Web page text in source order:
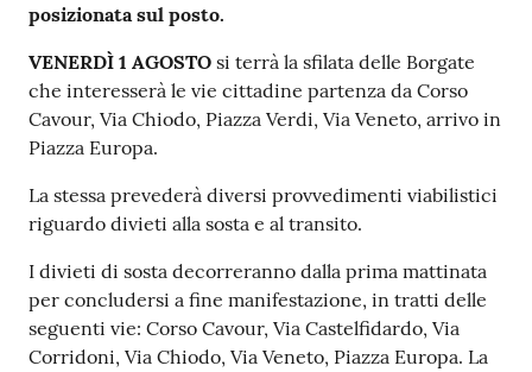
N
R
Tutti
argomenti...
Seguici
su
posizionata sul posto.
VENERDÌ 1 AGOSTO si terrà la sfilata delle Borgate
che interesserà le vie cittadine partenza da Corso
Cavour, Via Chiodo, Piazza Verdi, Via Veneto, arrivo in
Piazza Europa.
La stessa prevederà diversi provvedimenti viabilistici
riguardo divieti alla sosta e al transito.
I divieti di sosta decorreranno dalla prima mattinata
per concludersi a fine manifestazione, in tratti delle
seguenti vie: Corso Cavour, Via Castelfidardo, Via
Corridoni, Via Chiodo, Via Veneto, Piazza Europa. La